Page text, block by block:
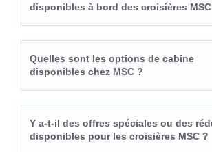
disponibles à bord des croisières
Quelles sont les options de cabine
disponibles chez MSC ?
Y a-t-il des offres spéciales ou des
disponibles pour les croisières MSC ?